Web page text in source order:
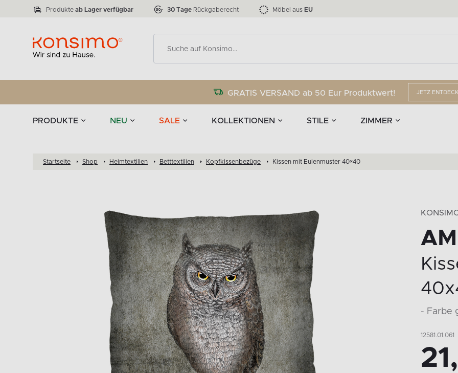
Produkte ab Lager verfügbar 30 Tage Rückgaberecht Möbel aus EU
GRATIS VERSAND ab 50 Eur Produktwert! JETZ
PRODUKTE NEU SALE KOLLEKTIONEN STILE ZIMMER
Tischgeschirr und Accessoires
zu 50 % Die LOFTY-Möbelkollektion bis zu 34 %
VICTO Anzahl der Produkte:77 EPIRI Anzahl der Produkte:
ELEGANT Anzahl der Produkte:888 TEENS Anzahl der Produkte:
Tischlampen
Startseite Shop Heimtextilien Betttextilien Kopfkissenbezüge Kissen mit Eulenmuster 40×40
- Farbe
12581.01.061